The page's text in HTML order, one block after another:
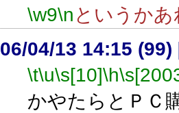
\w9\n というか
06/04/13 14:15 (99)
\t\u\s[10]\h
かやたらとＰＣ